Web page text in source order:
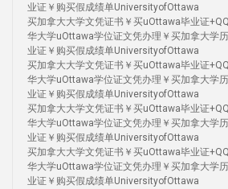
业证￥购买假成绩单UniversityofOttawa
买加拿大大学文凭证书￥买uOttawa毕业证
华大学uOttawa学位证文凭办理￥买加拿大学
业证￥购买假成绩单UniversityofOttawa
买加拿大大学文凭证书￥买uOttawa毕业证
华大学uOttawa学位证文凭办理￥买加拿大学
业证￥购买假成绩单UniversityofOttawa
买加拿大大学文凭证书￥买uOttawa毕业证
华大学uOttawa学位证文凭办理￥买加拿大学
业证￥购买假成绩单UniversityofOttawa
买加拿大大学文凭证书￥买uOttawa毕业证
华大学uOttawa学位证文凭办理￥买加拿大学
业证￥购买假成绩单UniversityofOttawa